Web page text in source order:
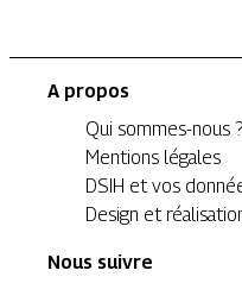
A propos
Qui sommes-nous ?
Mentions légales
DSIH et vos
Design et
Nous suivre